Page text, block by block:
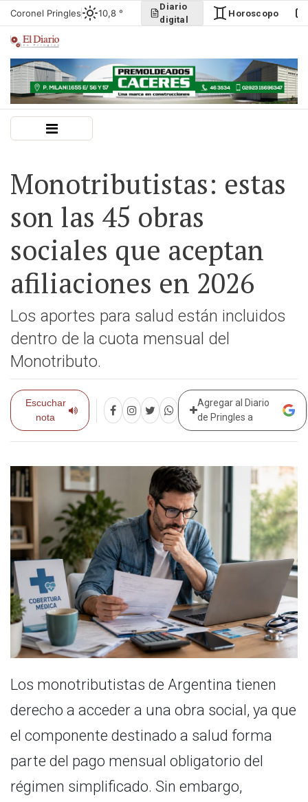
Coronel Pringles 10,8 °
Diario
digital
Horoscopo
Monotributistas: estas
son las 45 obras
sociales que aceptan
afiliaciones en 2026
Los aportes para salud están incluidos
dentro de la cuota mensual del
Monotributo.
Escuchar
nota
Agregar al Diario
de Pringles a
Los monotributistas de Argentina tienen
derecho a acceder a una obra social, ya que
el componente destinado a salud forma
parte del pago mensual obligatorio del
régimen simplificado. Sin embargo,